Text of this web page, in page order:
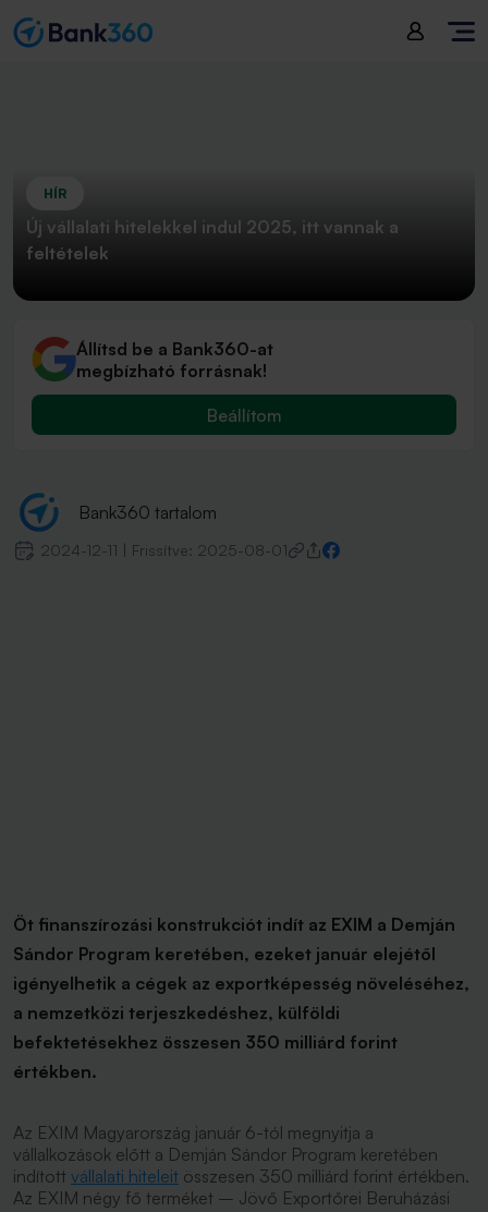
HÍR
Új vállalati hitelekkel indul 2025, itt vannak a
feltételek
Állítsd be a Bank360-at
megbízható forrásnak!
Beállítom
Bank360 tartalom
2024-12-11 Frissítve: 2025-08-01
Öt finanszírozási konstrukciót indít az EXIM a Demján
Sándor Program keretében, ezeket január elejétől
igényelhetik a cégek az exportképesség növeléséhez,
a nemzetközi terjeszkedéshez, külföldi
befektetésekhez összesen 350 milliárd forint
értékben.
Az EXIM Magyarország január 6-tól megnyitja a
vállalkozások előtt a Demján Sándor Program keretében
indított vállalati hiteleit összesen 350 milliárd forint értékben.
Az EXIM négy fő terméket – Jövő Exportőrei Beruházási